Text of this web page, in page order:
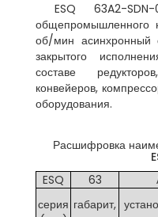
ESQ 63A2-SDN-
общепромышленного
об/мин асинхронный
закрытого
составе
конвейеров,
оборудования.
Расшифровка
ESQ
63
серия габарит,